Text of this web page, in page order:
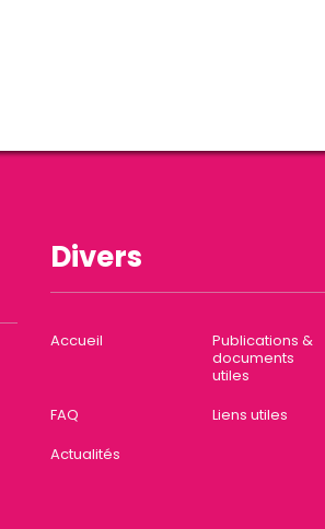
Divers
Accueil
Publications &
documents
utiles
FAQ
Liens utiles
Actualités